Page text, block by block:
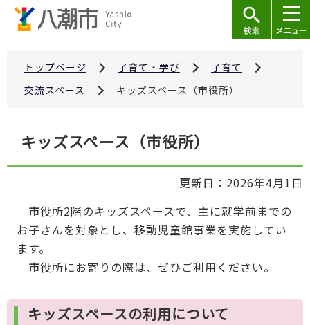
トップページ 子育て・学び
子育て
交流スペース
キッズスペース（市役所）
こ
キッズスペース（市役所）
更新日：2026年4月1日
市役所2階のキッズスペースで、主に就学前までの
お子さんを対象とし、移動児童館事業を実施してい
ます。
市役所にお寄りの際は、ぜひご利用ください。
キッズスペースの利用について